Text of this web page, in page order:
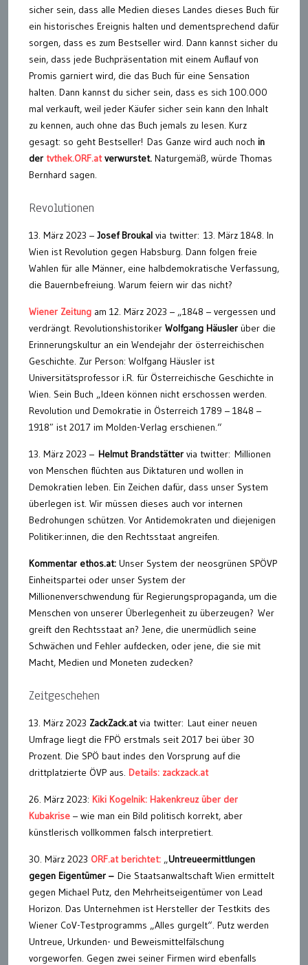
sicher sein, dass alle Medien dieses Landes dieses Buch für
ein historisches Ereignis halten und dementsprechend dafür
sorgen, dass es zum Bestseller wird. Dann kannst sicher du
sein, dass jede Buchpräsentation mit einem Auflauf von
Promis garniert wird, die das Buch für eine Sensation
halten. Dann kannst du sicher sein, dass es sich 100.000
mal verkauft, weil jeder Käufer sicher sein kann den Inhalt
zu kennen, auch ohne das Buch jemals zu lesen. Kurz
gesagt: so geht Bestseller! Das Ganze wird auch noch in
der tvthek.ORF.atverwurstet. Naturgemäß, würde Thomas
Bernhard sagen.
Revolutionen
13. März 2023 – Josef Broukal via twitter: 13. März 1848. In
Wien ist Revolution gegen Habsburg. Dann folgen freie
Wahlen für alle Männer, eine halbdemokratische Verfassung,
die Bauernbefreiung. Warum feiern wir das nicht?
Wiener Zeitung am 12. März 2023 – „1848 – vergessen und
verdrängt. Revolutionshistoriker Wolfgang Häusler über die
Erinnerungskultur an ein Wendejahr der österreichischen
Geschichte. Zur Person: Wolfgang Häusler ist
Universitätsprofessor i.R. für Österreichische Geschichte in
Wien. Sein Buch „Ideen können nicht erschossen werden.
Revolution und Demokratie in Österreich 1789 – 1848 –
1918″ ist 2017 im Molden-Verlag erschienen.“
13. März 2023 – Helmut Brandstätter via twitter: Millionen
von Menschen flüchten aus Diktaturen und wollen in
Demokratien leben. Ein Zeichen dafür, dass unser System
überlegen ist. Wir müssen dieses auch vor internen
Bedrohungen schützen. Vor Antidemokraten und diejenigen
Politiker:innen, die den Rechtsstaat angreifen.
Kommentar ethos.at: Unser System der neosgrünen SPÖVP
Einheitspartei oder unser System der
Millionenverschwendung für Regierungspropaganda, um die
Menschen von unserer Überlegenheit zu überzeugen? Wer
greift den Rechtsstaat an? Jene, die unermüdlich seine
Schwächen und Fehler aufdecken, oder jene, die sie mit
Macht, Medien und Moneten zudecken?
Zeitgeschehen
13. März 2023 ZackZack.atvia twitter: Laut einer neuen
Umfrage liegt die FPÖ erstmals seit 2017 bei über 30
Prozent. Die SPÖ baut indes den Vorsprung auf die
drittplatzierte ÖVP aus. Details: zackzack.at
26. März 2023: Kiki Kogelnik: Hakenkreuz über der
Kubakrise – wie man ein Bild politisch korrekt, aber
künstlerisch vollkommen falsch interpretiert.
30. März 2023 ORF.at berichtet: „Untreueermittlungen
gegen Eigentümer – Die Staatsanwaltschaft Wien ermittelt
gegen Michael Putz, den Mehrheitseigentümer von Lead
Horizon. Das Unternehmen ist Hersteller der Testkits des
Wiener CoV-Testprogramms „Alles gurgelt“. Putz werden
Untreue, Urkunden- und Beweismittelfälschung
vorgeworfen. Gegen zwei seiner Firmen wird ebenfalls